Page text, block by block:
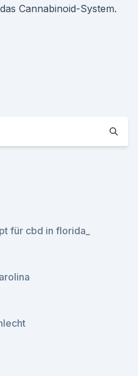
Cannabinoid-System.
für cbd in florida_